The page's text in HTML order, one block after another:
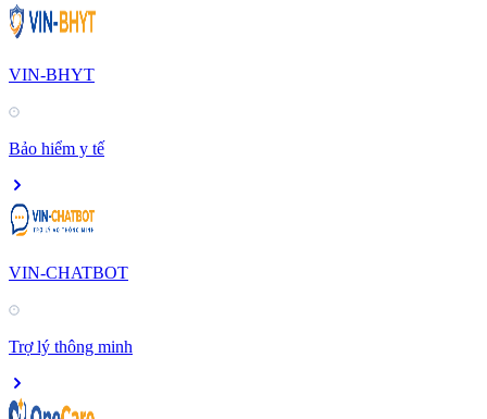
VIN-BHYT
Bảo hiểm y tế
VIN-CHATBOT
Trợ lý thông minh